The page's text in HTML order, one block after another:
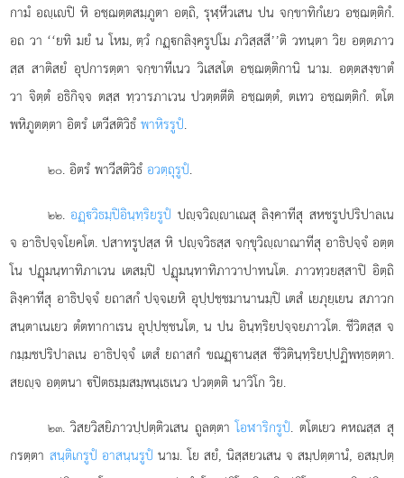
กามํ อฺเปิ หิ อชฺฌตฺตสมฺภูตา อตฺถิ, รุฬฺหีวเสน ปน จกฺขาทิกํเยว อชฺฌตฺติกํ.
อถ วา ‘‘ยทิ มยํ น โหม, ตฺวํ กฏฺกลิงฺครูปโม ภวิสฺสสี’’ติ วทนฺตา วิย อตฺตภาว
สฺส สาติสยํ อุปการตฺตา จกฺขาทีเนว วิเสสโต อชฺฌตฺติกานิ นาม. อตฺตสงฺขาตํ
วา จิตฺตํ อธิกิจฺจ ตสฺส ทฺวารภาเวน ปวตฺตตีติ อชฺฌตฺตํ, ตเทว อชฺฌตฺติกํ. ตโต
พหิภูตตฺตา อิตรํ เตวีสติวิธํพาหิรรูปํ.
๒๐. อิตรํ พาวีสติวิธํอวตฺถุรูปํ.
๒๒.อฏฺวิธมฺปิอินฺทฺริยรูปํ ปฺจวิฺาเณสุ ลิงฺคาทีสุ สหชรูปปริปาลเน
จ อาธิปจฺจโยคโต. ปสาทรูปสฺส หิ ปฺจวิธสฺส จกฺขุวิฺาณาทีสุ อาธิปจฺจํ อตฺต
โน ปฏุมนฺทาทิภาเวน เตสมฺปิ ปฏุมนฺทาทิภาวาปาทนโต. ภาวทฺวยสฺสาปิ อิตฺถิ
ลิงฺคาทีสุ อาธิปจฺจํ ยถาสกํ ปจฺจเยหิ อุปฺปชฺชมานานมฺปิ เตสํ เยภุยฺเยน สภาวก
สนฺตาเนเยว ตํตทากาเรน อุปฺปชฺชนโต, น ปน อินฺทฺริยปจฺจยภาวโต. ชีวิตสฺส จ
กมฺมชปริปาลเน อาธิปจฺจํ เตสํ ยถาสกํ ขณฏฺานสฺส ชีวิตินฺทฺริยปฺปฏิพทฺธตฺตา.
สยฺจ อตฺตนา ปิตธมฺมสมฺพนฺเธเนว ปวตฺตติ นาวิโก วิย.
๒๓. วิสยวิสยิภาวปฺปตฺติวเสน ถูลตฺตาโอฬาริกรูปํ. ตโตเยว คหณสฺส สุ
กรตฺตา สนฺติเกรูปํ อาสนฺนรูปํ นาม. โย สยํ, นิสฺสยวเสน จ สมฺปตฺตานํ, อสมฺปตฺ